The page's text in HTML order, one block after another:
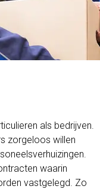
als bedrijven.
zorgeloos willen
waarin
vastgelegd. Zo